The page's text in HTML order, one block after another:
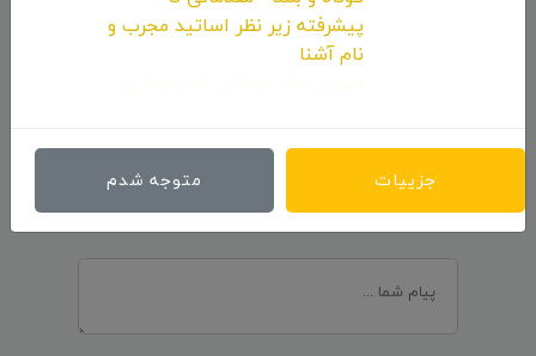
پیشرفته زیر نظر اساتید مجرب و
نام آشنا
جزییات متوجه شدم